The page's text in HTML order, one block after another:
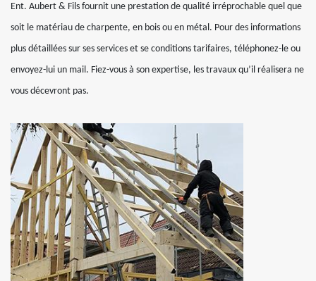
Ent. Aubert & Fils fournit une prestation de qualité irréprochable quel que
soit le matériau de charpente, en bois ou en métal. Pour des informations
plus détaillées sur ses services et se conditions tarifaires, téléphonez-le ou
envoyez-lui un mail. Fiez-vous à son expertise, les travaux qu’il réalisera ne
vous décevront pas.